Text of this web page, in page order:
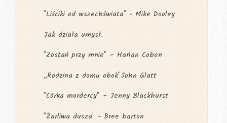
"Liściki od wszechświata" - Mike Dooley
Jak działa umysł.
"Zostań przy mnie" – Harlan Coben
„Rodzina z domu obok"John Glatt
"Córka mordercy" – Jenny Blackhurst
"Żarliwa dusza" - Bree barton